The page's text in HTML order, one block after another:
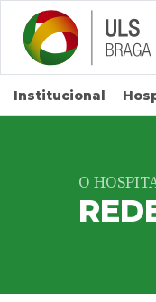
Saltar para conteúdo
Institucional
O